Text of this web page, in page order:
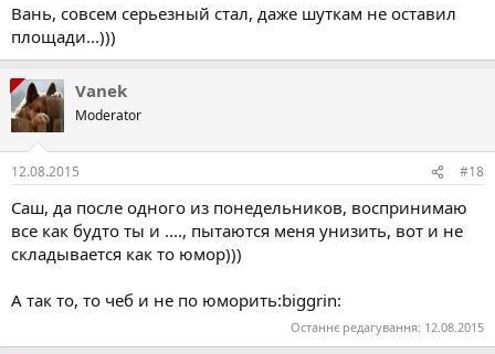
Вань, совсем серьезный стал, даже шуткам не оставил
площади...)))
Vanek
Moderator
12.08.2015 #18
Саш, да после одного из понедельников, воспринимаю
все как будто ты и ...., пытаются меня унизить, вот и не
складывается как то юмор)))
А так то, то чеб и не по юморить:biggrin:
Останнє редагування: 12.08.2015